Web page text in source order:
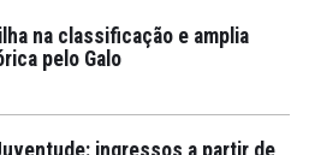
na classificação e amplia
pelo Galo